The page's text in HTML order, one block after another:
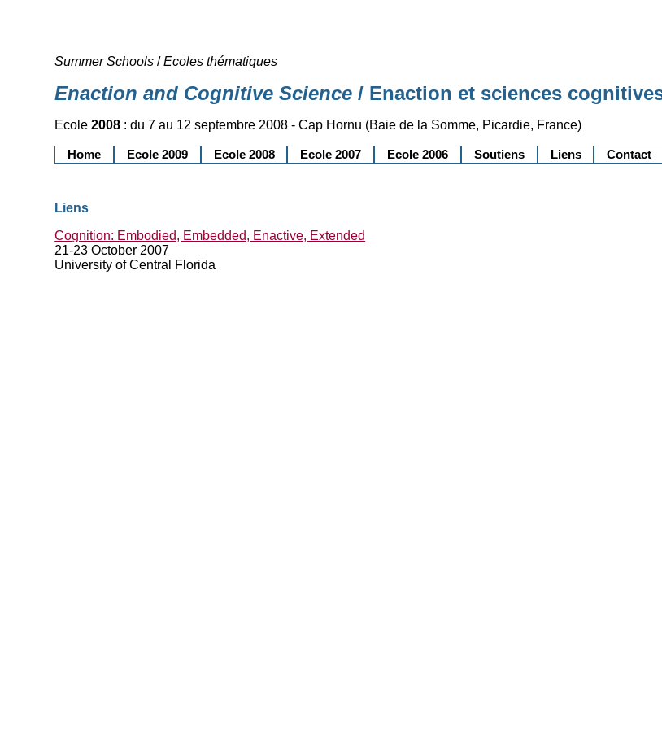
Summer Schools /Ecoles thématiques
Enaction and Cognitive Science / Enaction et sciences
Ecole2008 : du 7 au 12 septembre 2008 - Cap Hornu (Baie de la Somme, Picardie, France)
Home Ecole 2009 Ecole 2008 Ecole 2007 Ecole 2006 Soutiens Liens Contact
Liens
Cognition: Embodied, Embedded, Enactive, Extended
21-23 October 2007
University of Central Florida